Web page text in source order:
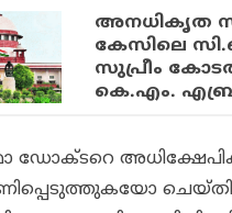
അനധികൃത
കേസിലെ
സുപ്രീം
കെ.എം.
ഡോക്ടറെ